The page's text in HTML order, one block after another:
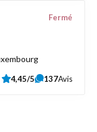
Fermé
4,45/5 137Avis